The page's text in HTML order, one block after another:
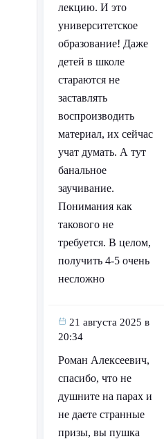
лекцию. И это
университетское
образование! Даже
детей в школе
стараются не
заставлять
воспроизводить
материал, их сейчас
учат думать. А тут
банальное
заучивание.
Понимания как
такового не
требуется. В целом,
получить 4-5 очень
несложно
21 августа 2025 в
20:34
Роман Алексеевич,
спасибо, что не
душните на парах и
не даете странные
призы, вы пушка